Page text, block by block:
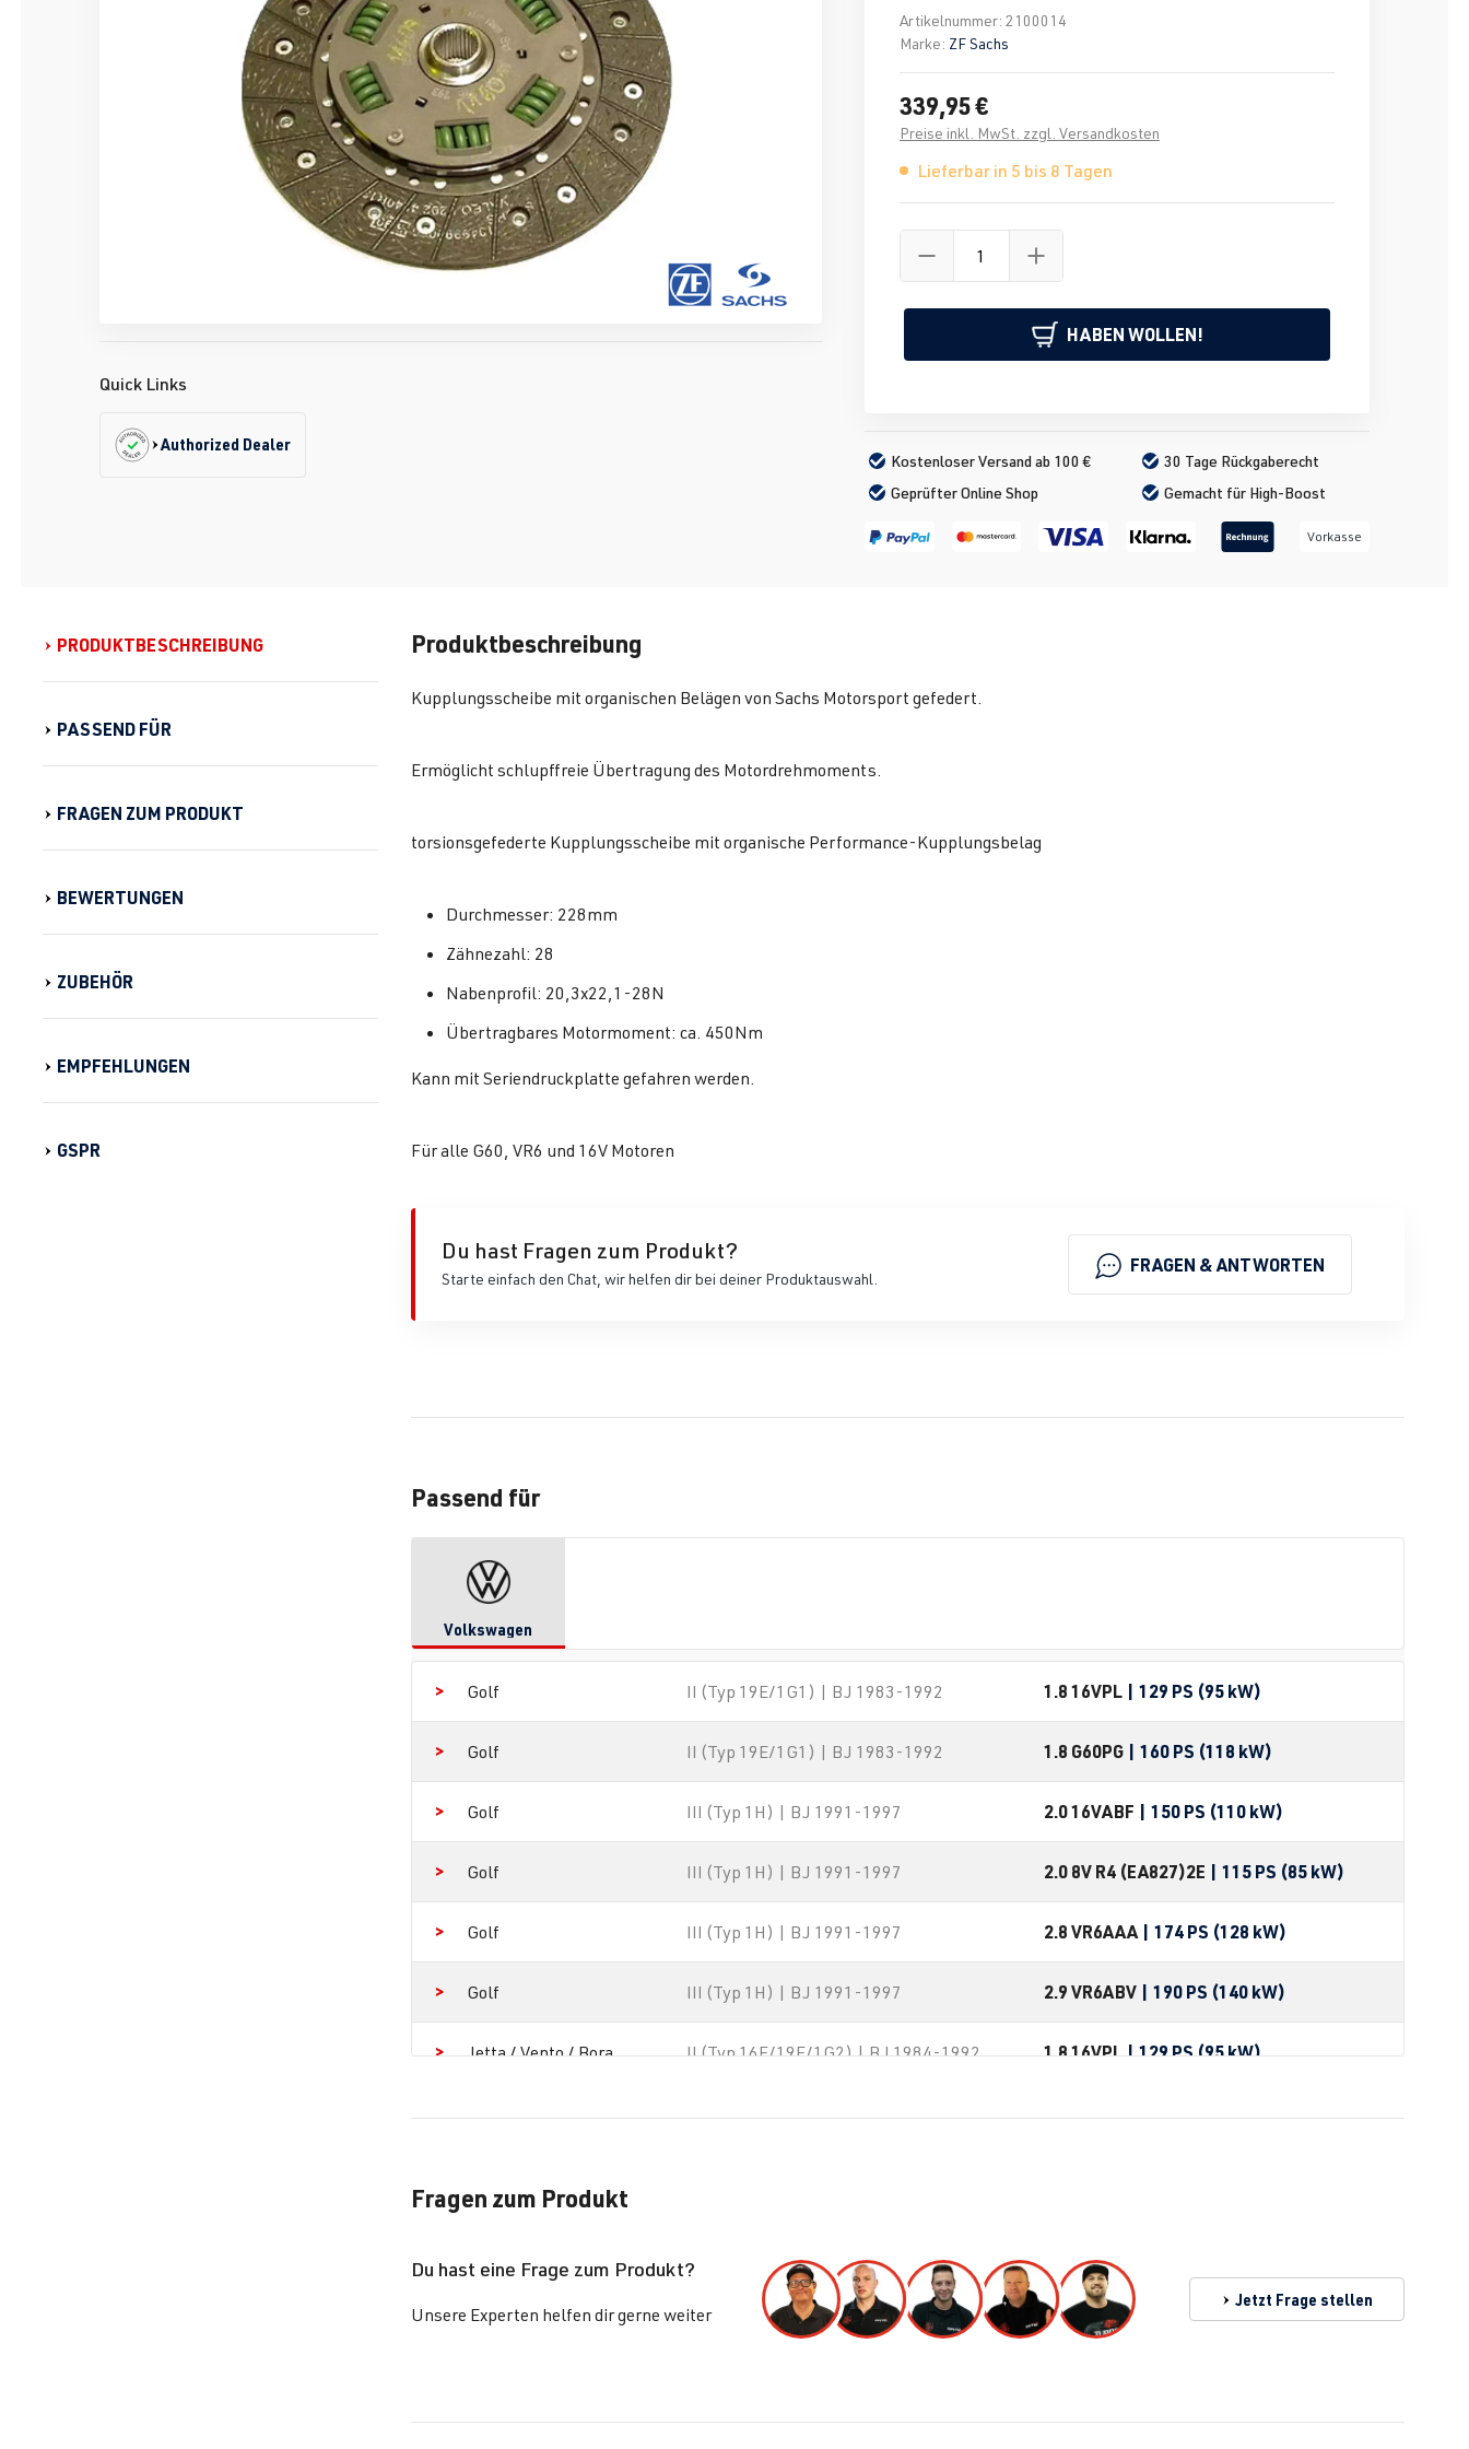
Quick Links
Authorized Dealer
Artikelnummer: 2100014
Marke: ZF Sachs
339,95 €
Preise inkl. MwSt. zzgl. Versandkosten
Lieferbar in 5 bis 8 Tagen
HABEN WOLLEN!
Kostenloser Versand ab 100 €
30 Tage Rückgaberecht
Geprüfter Online Shop
Gemacht für High-Boost
Vorkasse
PRODUKTBESCHREIBUNG
PASSEND FÜR
FRAGEN ZUM PRODUKT
BEWERTUNGEN
ZUBEHÖR
EMPFEHLUNGEN
GSPR
Produktbeschreibung
Kupplungsscheibe mit organischen Belägen von Sachs Motorsport gefedert.
Ermöglicht schlupffreie Übertragung des Motordrehmoments.
torsionsgefederte Kupplungsscheibe mit organische Performance-Kupplungsbelag
Durchmesser: 228mm
Zähnezahl: 28
Nabenprofil: 20,3x22,1-28N
Übertragbares Motormoment: ca. 450Nm
Kann mit Seriendruckplatte gefahren werden.
Für alle G60, VR6 und 16V Motoren
Du hast Fragen zum Produkt?
Starte einfach den Chat, wir helfen dir bei deiner Produktauswahl.
FRAGEN & ANTWORTEN
Passend für
Volkswagen
Golf II (Typ 19E/1G1) | BJ 1983-1992 1.8 16VPL | 129 PS (95 kW)
Golf II (Typ 19E/1G1) | BJ 1983-1992 1.8 G60PG | 160 PS (118 kW)
Golf III (Typ 1H) | BJ 1991-1997 2.0 16VABF | 150 PS (110 kW)
Golf III (Typ 1H) | BJ 1991-1997 2.0 8V R4 (EA827)2E | 115 PS (85 kW)
Golf III (Typ 1H) | BJ 1991-1997 2.8 VR6AAA | 174 PS (128 kW)
Golf III (Typ 1H) | BJ 1991-1997 2.9 VR6ABV | 190 PS (140 kW)
Jetta / Vento / Bora II (Typ 16E/19E/1G2) | BJ 1984-1992 1.8 16VPL| 129 PS (95 kW)
Passat B3 (Typ 31/35i) | BJ 1988-1993
B3 (Typ 31/35i) | BJ 1988-1993 2.8 VR6AAA | 174 PS (128 kW)
Fragen zum Produkt
Du hast eine Frage zum Produkt?
Unsere Experten helfen dir gerne weiter
Jetzt Frage stellen